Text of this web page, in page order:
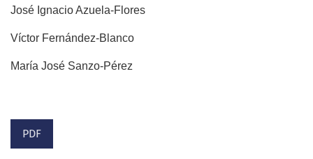
José Ignacio Azuela-Flores
Víctor Fernández-Blanco
María José Sanzo-Pérez
PDF